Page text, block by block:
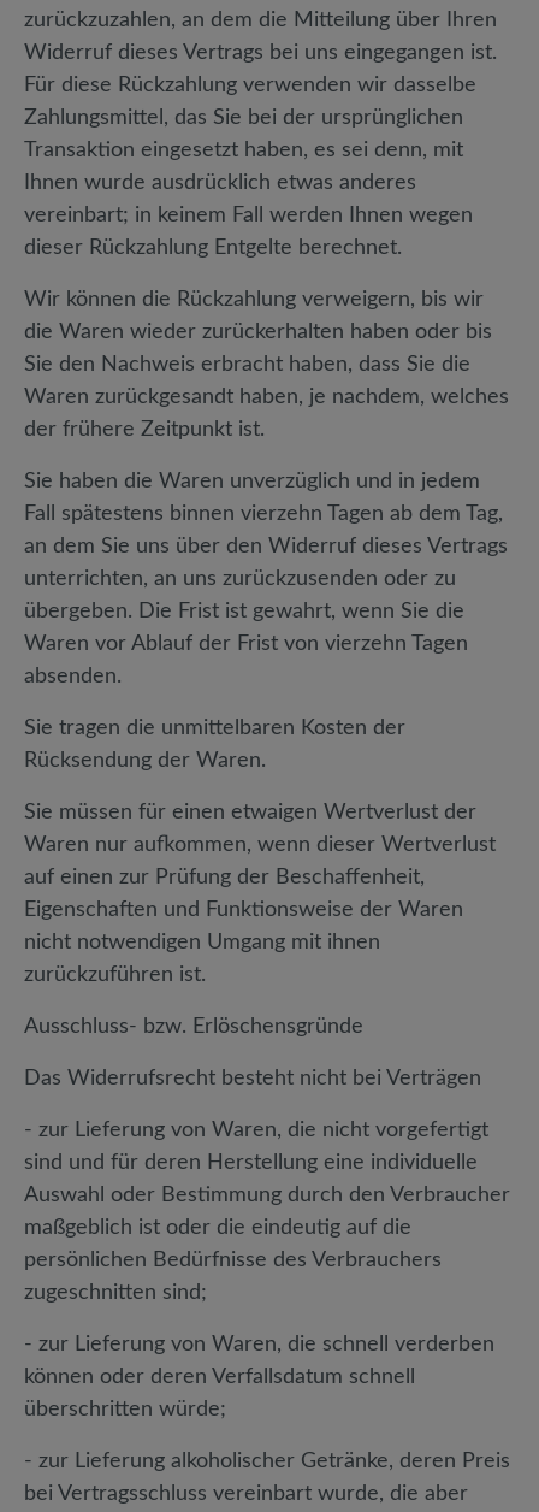
zurückzuzahlen, an dem die Mitteilung über Ihren
Widerruf dieses Vertrags bei uns eingegangen ist.
Für diese Rückzahlung verwenden wir dasselbe
Zahlungsmittel, das Sie bei der ursprünglichen
Transaktion eingesetzt haben, es sei denn, mit
Ihnen wurde ausdrücklich etwas anderes
vereinbart; in keinem Fall werden Ihnen wegen
dieser Rückzahlung Entgelte berechnet.
Wir können die Rückzahlung verweigern, bis wir
die Waren wieder zurückerhalten haben oder bis
Sie den Nachweis erbracht haben, dass Sie die
Waren zurückgesandt haben, je nachdem, welches
der frühere Zeitpunkt ist.
Sie haben die Waren unverzüglich und in jedem
Fall spätestens binnen vierzehn Tagen ab dem Tag,
an dem Sie uns über den Widerruf dieses Vertrags
unterrichten, an uns zurückzusenden oder zu
übergeben. Die Frist ist gewahrt, wenn Sie die
Waren vor Ablauf der Frist von vierzehn Tagen
absenden.
Sie tragen die unmittelbaren Kosten der
Rücksendung der Waren.
Sie müssen für einen etwaigen Wertverlust der
Waren nur aufkommen, wenn dieser Wertverlust
auf einen zur Prüfung der Beschaffenheit,
Eigenschaften und Funktionsweise der Waren
nicht notwendigen Umgang mit ihnen
zurückzuführen ist.
Ausschluss- bzw. Erlöschensgründe
Das Widerrufsrecht besteht nicht bei Verträgen
- zur Lieferung von Waren, die nicht vorgefertigt
sind und für deren Herstellung eine individuelle
Auswahl oder Bestimmung durch den Verbraucher
maßgeblich ist oder die eindeutig auf die
persönlichen Bedürfnisse des Verbrauchers
zugeschnitten sind;
- zur Lieferung von Waren, die schnell verderben
können oder deren Verfallsdatum schnell
überschritten würde;
- zur Lieferung alkoholischer Getränke, deren Preis
bei Vertragsschluss vereinbart wurde, die aber